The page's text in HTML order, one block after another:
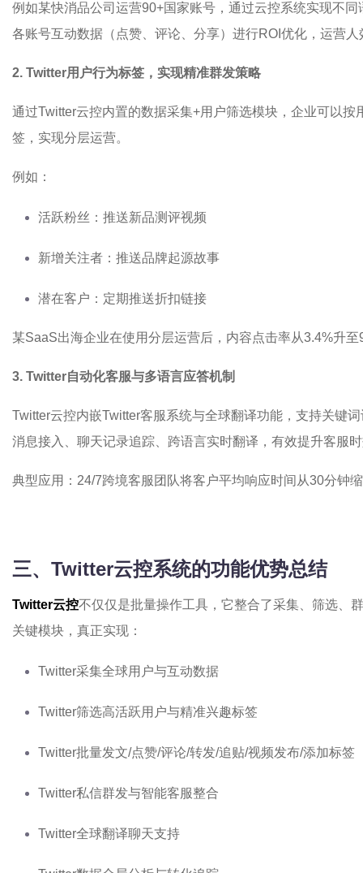
例如某快消品公司运营90+国家账号，通过云控系统实现不
各账号互动数据（点赞、评论、分享）进行ROI优化，运营人
2. Twitter用户行为标签，实现精准群发策略
通过Twitter云控内置的数据采集+用户筛选模块，企业可以
签，实现分层运营。
例如：
活跃粉丝：推送新品测评视频
新增关注者：推送品牌起源故事
潜在客户：定期推送折扣链接
某SaaS出海企业在使用分层运营后，内容点击率从3.4%升
3. Twitter自动化客服与多语言应答机制
Twitter云控内嵌Twitter客服系统与全球翻译功能，支持关键
消息接入、聊天记录追踪、跨语言实时翻译，有效提升客服
典型应用：24/7跨境客服团队将客户平均响应时间从30分钟
三、Twitter云控系统的功能优势总结
Twitter云控不仅仅是批量操作工具，它整合了采集、筛选、
关键模块，真正实现：
Twitter采集全球用户与互动数据
Twitter筛选高活跃用户与精准兴趣标签
Twitter批量发文/点赞/评论/转发/追贴/视频发布/添加标签
Twitter私信群发与智能客服整合
Twitter全球翻译聊天支持